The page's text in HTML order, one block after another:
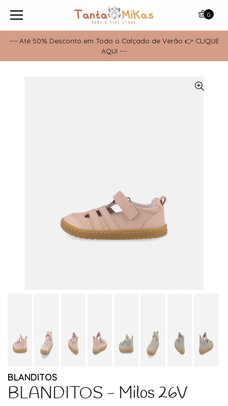
--- Até 50% Desconto em Todo o Calçado de Verão 👉 CLIQUE
AQUI ---
0
BLANDITOS
BLANDITOS - Milos 26V